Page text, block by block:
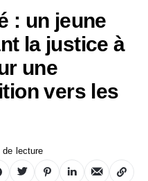
: un jeune
la justice à
une
vers les
de lecture